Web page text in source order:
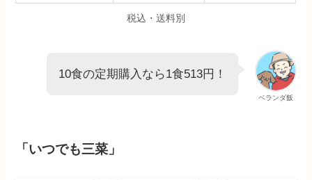
税込・送料別
ベランダ飯
10食の定期購入なら1食513円！
「いつでも三菜」